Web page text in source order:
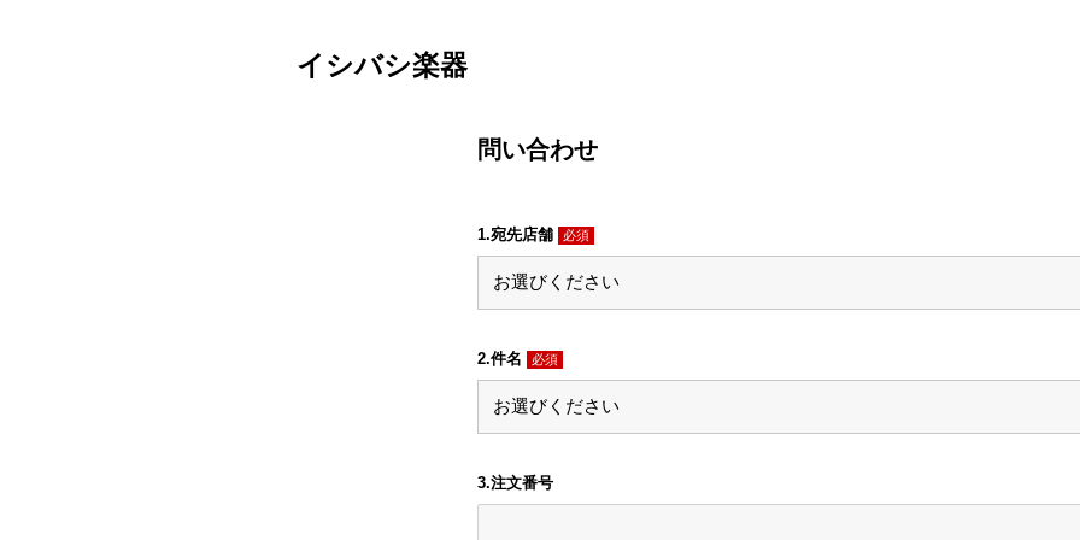
イシバシ楽器
問い合わせ
1.宛先店舗 必須
2.件名 必須
3.注文番号